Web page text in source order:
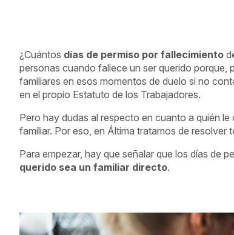
¿Cuántos días de permiso por fallecimiento
personas cuando fallece un ser querido porque,
familiares en esos momentos de duelo si no
en el propio Estatuto de los Trabajadores.
Pero hay dudas al respecto en cuanto a quién
familiar. Por eso, en Áltima tratamos de
Para empezar, hay que señalar que los días de
querido sea un familiar directo.